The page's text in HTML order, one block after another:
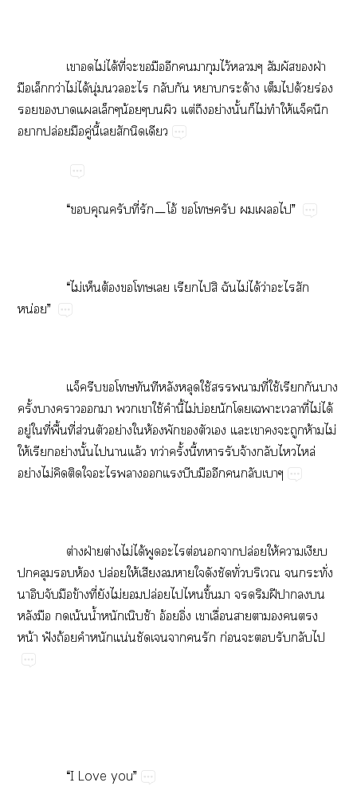
​ ​​​ไม่​ได้​ี่​​​​​​​​ไว้​​​​ฝ่​
​​ว่​ไม่​ได้​ุ่​​​​​​ด้​​​ด้​ร่​
​​​​น้​​ต่​​ย่​ั้​​ไม่​​ให้​
​ปล่​​ู่​ี้​​​​
​ ​“​​​ี่​ㅡโอ้​​​​​​”
​ ​“​ไม่​​ต้​​​​​​​​ไม่​ได้​ว่​​​
น่”
​ ​​​​​​​​ใช้​​​ี่​ใช้​​​​
ั้​​​​​​​ใช้​​ี้​ไม่​บ่​​​​​ี่​ไม่​ได้​
ู่​​ี่​ื้​ี่​ส่​​ย่​​ห้​​​​​​​​​​ห้​ไม่
ให้​​ย่​ั้​​​ล้​ว่​ั้​ี้​​​จ้​​​ล่​
ย่​ไม่​​​​​​​​​​​​​
​ ​ต่​ฝ่​ต่​ไม่​ได้​​​ต่​​​ปล่​ให้​​​
​​​ห้​ปล่​ให้​​​​​​​ั่​​​ั่​
​​ข้​ี่​​ไม่​​ปล่​​​ึ้​​​​ฝี​​​​
​​​น้​น้ำ​​​ช้​อ้ิ่​​ื่​​​​​​
น้​ฟั​ถ้​​​น่​​​​​ก่​​​​​
​ ​“I​Love​you”